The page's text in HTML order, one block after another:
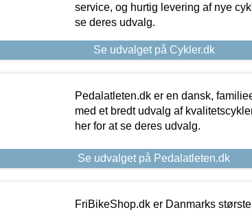
service, og hurtig levering af nye
se deres udvalg.
Se udvalget på Cykler.dk
Pedalatleten.dk er en dansk,
med et bredt udvalg af
her for at se deres udvalg.
Se udvalget på Pedalatleten.dk
FriBikeShop.dk er Danmarks